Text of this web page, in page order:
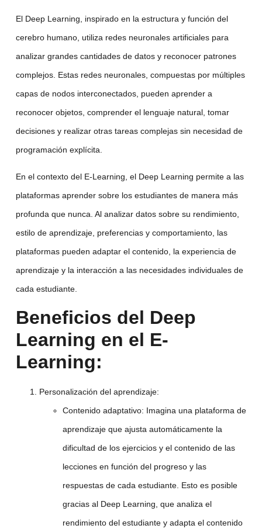
El Deep Learning, inspirado en la estructura y función del
cerebro humano, utiliza redes neuronales artificiales para
analizar grandes cantidades de datos y reconocer patrones
complejos. Estas redes neuronales, compuestas por múltiples
capas de nodos interconectados, pueden aprender a
reconocer objetos, comprender el lenguaje natural, tomar
decisiones y realizar otras tareas complejas sin necesidad de
programación explícita.
En el contexto del E-Learning, el Deep Learning permite a las
plataformas aprender sobre los estudiantes de manera más
profunda que nunca. Al analizar datos sobre su rendimiento,
estilo de aprendizaje, preferencias y comportamiento, las
plataformas pueden adaptar el contenido, la experiencia de
aprendizaje y la interacción a las necesidades individuales de
cada estudiante.
Beneficios del Deep
Learning en el E-
Learning:
Personalización del aprendizaje:
Contenido adaptativo: Imagina una plataforma de
aprendizaje que ajusta automáticamente la
dificultad de los ejercicios y el contenido de las
lecciones en función del progreso y las
respuestas de cada estudiante. Esto es posible
gracias al Deep Learning, que analiza el
rendimiento del estudiante y adapta el contenido